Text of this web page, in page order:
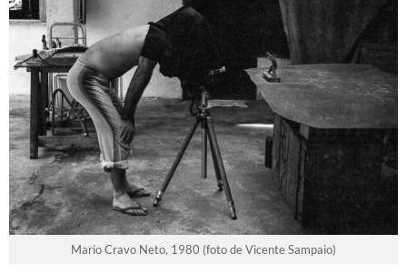
Mario Cravo Neto, 1980 (foto de Vicente Sampaio)